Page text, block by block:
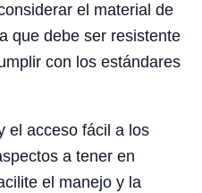
el material de
que debe ser resistente
con los estándares
el acceso fácil a los
a tener en
el manejo y la